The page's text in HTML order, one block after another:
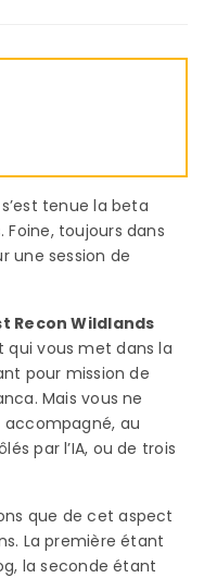
tenue la beta
Foine, toujours dans
une session de
Recon Wildlands
qui vous met dans la
pour mission de
Mais vous ne
accompagné, au
par l’IA, ou de trois
que de cet aspect
La première étant
la seconde étant